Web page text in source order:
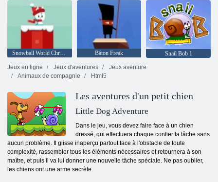
Snowball World Christmas Bâton Freak
Snail Bob 1
Jeux en ligne
Jeux d'aventures
Jeux aventure
Animaux de compagnie
Html5
Les aventures d'un petit chien
Little Dog Adventure
Dans le jeu, vous devez faire face à un chien
dressé, qui effectuera chaque confier la tâche sans
aucun problème. Il glisse inaperçu partout face à l'obstacle de toute
complexité, rassembler tous les éléments nécessaires et retournera à son
maître, et puis il va lui donner une nouvelle tâche spéciale. Ne pas oublier,
les chiens ont une arme secrète.